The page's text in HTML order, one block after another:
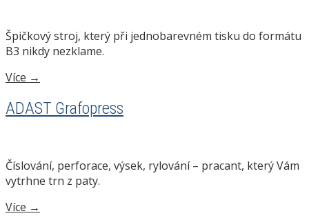
Špičkový stroj, který při jednobarevném tisku do formátu
B3 nikdy nezklame.
Více →
ADAST Grafopress
Číslování, perforace, výsek, rylování – pracant, který Vám
vytrhne trn z paty.
Více →